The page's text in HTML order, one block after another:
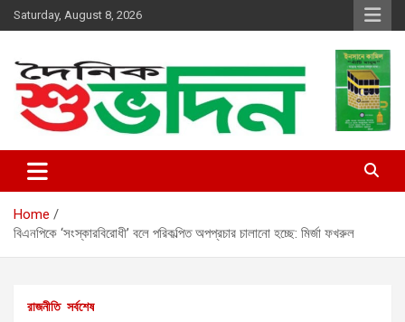
Skip
to
Saturday, August 8, 2026
shubhodin
Home
বিএনপিকে ‘সংস্কারবিরোধী’ বলে পরিকল্পিত অপপ্রচার চালানো হচ্ছে: মির্জা ফখরুল
রাজনীতি সর্বশেষ